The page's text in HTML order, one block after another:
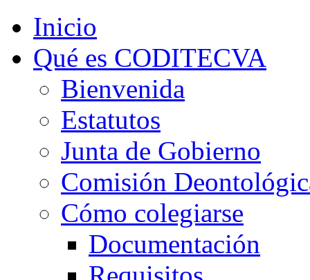
Inicio
Qué es CODITECVA
Bienvenida
Estatutos
Junta de Gobierno
Comisión
Cómo colegiarse
Documentación